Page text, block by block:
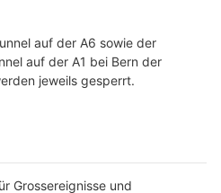
auf der A6 sowie der
auf der A1 bei Bern der
jeweils gesperrt.